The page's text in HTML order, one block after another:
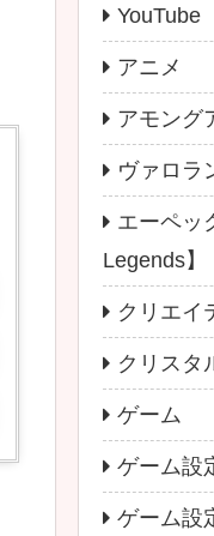
YouTube
アニメ
アモング
ヴァロラ
エーペッ
Legends】
クリエイ
クリスタ
ゲーム
ゲーム設
ゲーム設